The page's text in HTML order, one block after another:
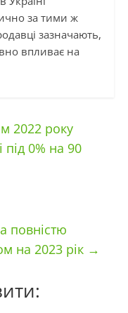
за тими ж
зазначають,
впливає на
2022 року
під 0% на 90
повністю
на 2023 рік →